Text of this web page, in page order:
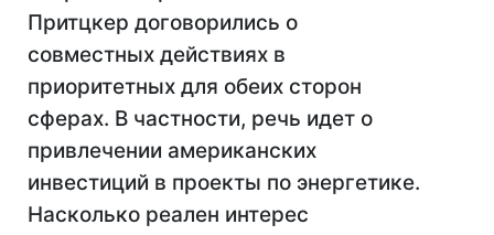
Притцкер договорились о
совместных действиях в
приоритетных для обеих сторон
сферах. В частности, речь идет о
привлечении американских
инвестиций в проекты по энергетике.
Насколько реален интерес